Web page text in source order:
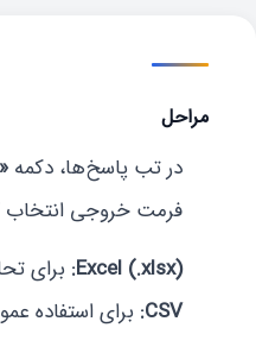
مراحل
در تب پاسخ‌ها، دکمه
فرمت خروجی انتخاب
Excel (.xlsx): برای
CSV: برای استفاده